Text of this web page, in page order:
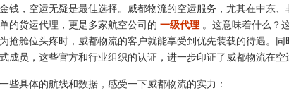
钱，空运无疑是最佳选择。威都物流的空运服务，尤其在中东
的货运代理，更是多家航空公司的 一级代理 。这意味着什么？
抢舱位头疼时，威都物流的客户就能享受到优先装载的待遇。
成员，这些官方和行业组织的认证，进一步印证了威都物流在空
些具体的航线和数据，感受一下威都物流的实力：